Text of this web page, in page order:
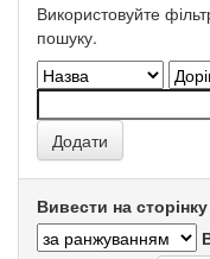
Використовуйте
пошуку.
Вивести на сторінку